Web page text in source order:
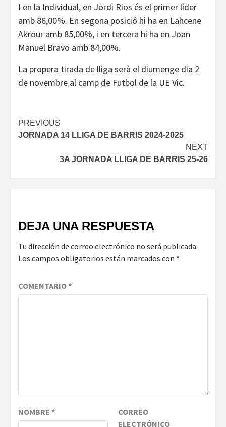
I en la Individual, en Jordi Rios és el primer líder
amb 86,00%. En segona posició hi ha en Lahcene
Akrour amb 85,00%, i en tercera hi ha en Joan
Manuel Bravo amb 84,00%.
La propera tirada de lliga serà el diumenge dia 2
de novembre al camp de Futbol de la UE Vic.
Continue
Reading
PREVIOUS
JORNADA 14 LLIGA DE BARRIS 2024-2025
NEXT
3A JORNADA LLIGA DE BARRIS 25-26
DEJA UNA RESPUESTA
Tu dirección de correo electrónico no será publicada.
Los campos obligatorios están marcados con *
COMENTARIO*
NOMBRE *
CORREO
ELECTRÓNICO